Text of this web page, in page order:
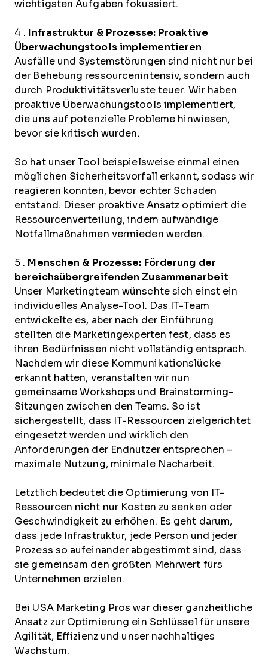
wichtigsten Aufgaben fokussiert.
4 .
Infrastruktur & Prozesse: Proaktive
Überwachungstools implementieren
Ausfälle und Systemstörungen sind nicht nur bei
der Behebung ressourcenintensiv, sondern auch
durch Produktivitätsverluste teuer. Wir haben
proaktive Überwachungstools implementiert,
die uns auf potenzielle Probleme hinwiesen,
bevor sie kritisch wurden.
So hat unser Tool beispielsweise einmal einen
möglichen Sicherheitsvorfall erkannt, sodass wir
reagieren konnten, bevor echter Schaden
entstand. Dieser proaktive Ansatz optimiert die
Ressourcenverteilung, indem aufwändige
Notfallmaßnahmen vermieden werden.
5 . Menschen & Prozesse: Förderung der
bereichsübergreifenden Zusammenarbeit
Unser Marketingteam wünschte sich einst ein
individuelles Analyse-Tool. Das IT-Team
entwickelte es, aber nach der Einführung
stellten die Marketingexperten fest, dass es
ihren Bedürfnissen nicht vollständig entsprach.
Nachdem wir diese Kommunikationslücke
erkannt hatten, veranstalten wir nun
gemeinsame Workshops und Brainstorming-
Sitzungen zwischen den Teams. So ist
sichergestellt, dass IT-Ressourcen zielgerichtet
eingesetzt werden und wirklich den
Anforderungen der Endnutzer entsprechen –
maximale Nutzung, minimale Nacharbeit.
Letztlich bedeutet die Optimierung von IT-
Ressourcen nicht nur Kosten zu senken oder
Geschwindigkeit zu erhöhen. Es geht darum,
dass jede Infrastruktur, jede Person und jeder
Prozess so aufeinander abgestimmt sind, dass
sie gemeinsam den größten Mehrwert fürs
Unternehmen erzielen.
Bei USA Marketing Pros war dieser ganzheitliche
Ansatz zur Optimierung ein Schlüssel für unsere
Agilität, Effizienz und unser nachhaltiges
Wachstum.